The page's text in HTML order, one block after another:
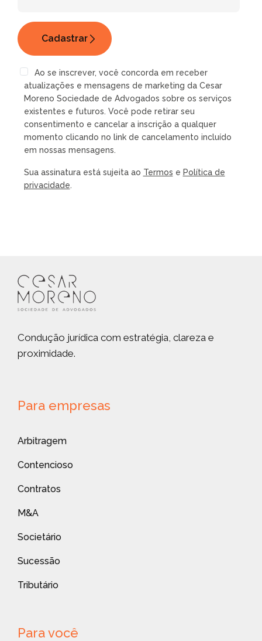
Ao se inscrever, você concorda em receber
atualizações e mensagens de marketing da Cesar
Moreno Sociedade de Advogados sobre os serviços
existentes e futuros. Você pode retirar seu
consentimento e cancelar a inscrição a qualquer
momento clicando no link de cancelamento incluído
em nossas mensagens.
Sua assinatura está sujeita ao Termos e Política de
privacidade.
Condução jurídica com estratégia, clareza e
proximidade.
Para empresas
Arbitragem
Contencioso
Contratos
M&A
Societário
Sucessão
Tributário
Para você